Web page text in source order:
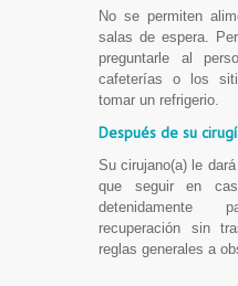
No se permiten
salas de espera.
preguntarle al
cafeterías o los
tomar un refrigerio.
Después de su
Su cirujano(a) le
que seguir en
detenidamente
recuperación sin
reglas generales a